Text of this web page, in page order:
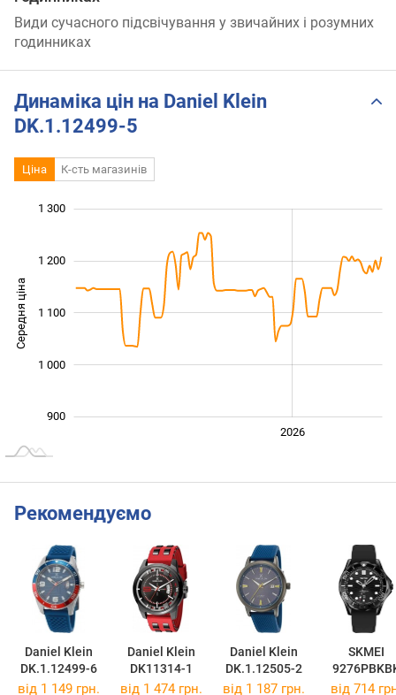
Види сучасного підсвічування у звичайних і розумних
годинниках
Динаміка цін на Daniel Klein
DK.1.12499-5
Ціна К-сть магазинів
Середня ціна 1 000
900
1 000
1 100
1 200
1 300
2026
Рекомендуємо
Daniel Klein
DK.1.12499-6
Daniel Klein
DK11314-1
Daniel Klein
DK.1.12505-2
SKMEI
від 1 149 грн. від 1 474 грн. від 1 187 грн. від 714